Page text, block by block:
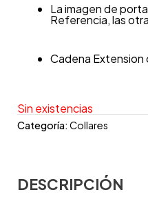
La imagen de
Referencia, las
Cadena Extension
Sin existencias
Categoría:Collares
DESCRIPCIÓN